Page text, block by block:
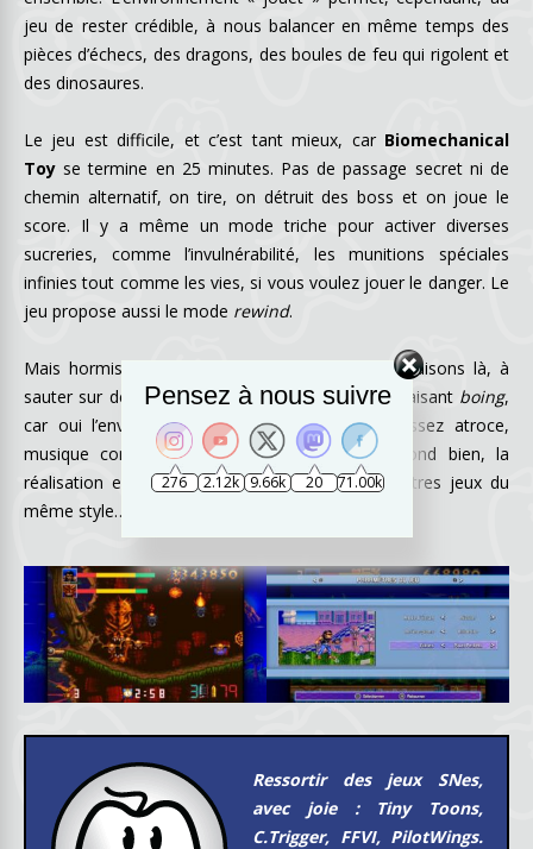
jeu de rester crédible, à nous balancer en même temps des
pièces d’échecs, des dragons, des boules de feu qui rigolent et
des dinosaures.
Le jeu est difficile, et c’est tant mieux, car Biomechanical
Toy se termine en 25 minutes. Pas de passage secret ni de
chemin alternatif, on tire, on détruit des boss et on joue le
score. Il y a même un mode triche pour activer diverses
sucreries, comme l’invulnérabilité, les munitions spéciales
infinies tout comme les vies, si vous voulez jouer le danger. Le
jeu propose aussi le mode rewind.
Mais hormis ça, on se demande ce que nous faisons là, à
sauter sur des plateformes ou des ennemis en faisant boing,
car oui l’environnement sonore est lui aussi assez atroce,
musique comme bruitage. Le personnage répond bien, la
réalisation est bonne, mais il y a tellement d’autres jeux du
même style…
Ressortir des jeux SNes,
avec joie : Tiny Toons,
C.Trigger, FFVI, PilotWings.
Pensez à nous suivre
276 2.12k 9.66k 20 71.00k